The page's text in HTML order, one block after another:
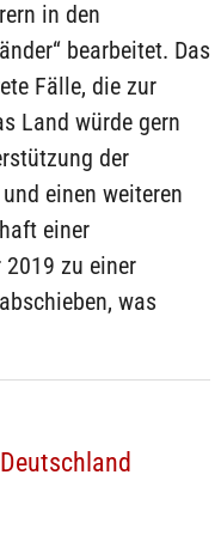
in den
bearbeitet. Das
Fälle, die zur
Land würde gern
der
einen weiteren
einer
zu einer
was